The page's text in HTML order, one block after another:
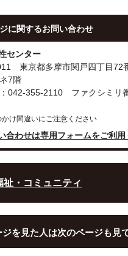
に関するお問い合わせ
センター
東京都多摩市関戸四丁目72
7階
042-355-2110 ファクシミリ
かけ間違いにご注意ください
合わせは専用フォームをご利用
祉・コミュニティ
ジを見た人は次のページも見